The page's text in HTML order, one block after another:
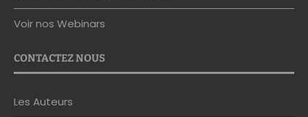
Voir nos Webinars
CONTACTEZ NOUS
Les Auteurs